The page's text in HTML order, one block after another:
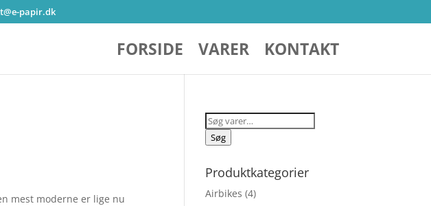
papir.dk
FORSIDE VARER KONTAKT
mest moderne er lige nu
Søg
efter:
Søg
Produktkategorier
Airbikes (4)